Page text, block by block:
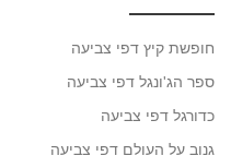
חופשת קיץ דפי צביעה
ספר הג'ונגל דפי צביעה
כדורגל דפי צביעה
גנוב על העולם דפי צביעה